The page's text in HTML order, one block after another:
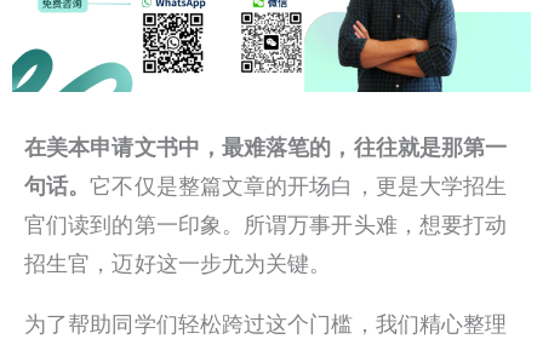
在美本申请文书中，最难落笔的，往往就是那第一
句话。它不仅是整篇文章的开场白，更是大学招生
官们读到的第一印象。所谓万事开头难，想要打动
招生官，迈好这一步尤为关键。
为了帮助同学们轻松跨过这个门槛，我们精心整理